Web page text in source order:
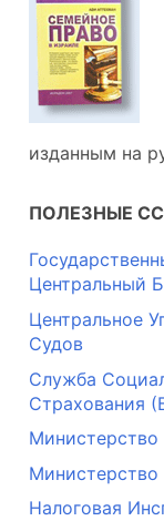
изданным на
ПОЛЕЗНЫЕ
Центральный
Центральное
Судов
Служба
Страхования
Налоговая